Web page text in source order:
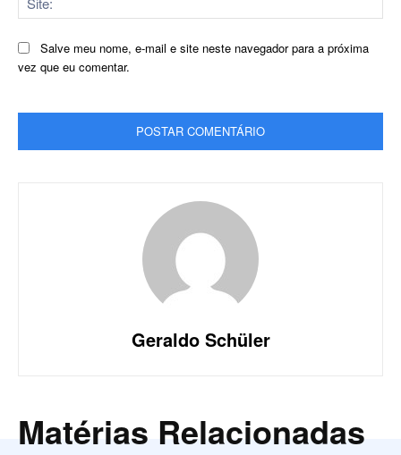
Salve meu nome, e-mail e site neste navegador para a próxima
vez que eu comentar.
Geraldo Schüler
Matérias Relacionadas